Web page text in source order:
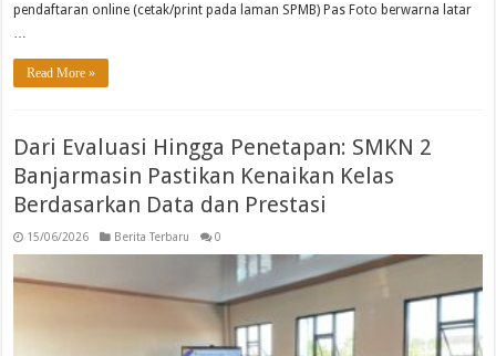
pendaftaran online (cetak/print pada laman SPMB) Pas Foto berwarna latar
Read More »
Dari Evaluasi Hingga Penetapan: SMKN 2
Banjarmasin Pastikan Kenaikan Kelas
Berdasarkan Data dan Prestasi
15/06/2026 Berita Terbaru 0